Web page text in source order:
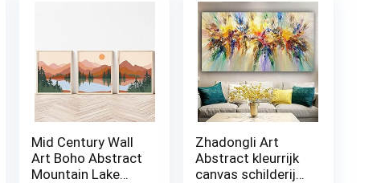
Mid Century Wall
Art Boho Abstract
Mountain Lake
Zhadongli Art
Abstract kleurrijk
canvas schilderij